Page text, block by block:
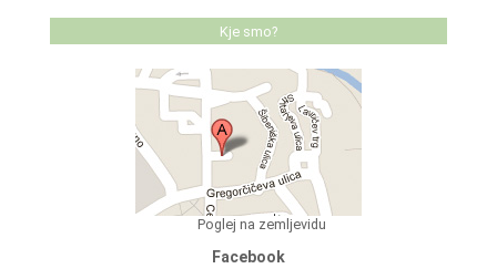
Kje smo?
Poglej na zemljevidu
Facebook